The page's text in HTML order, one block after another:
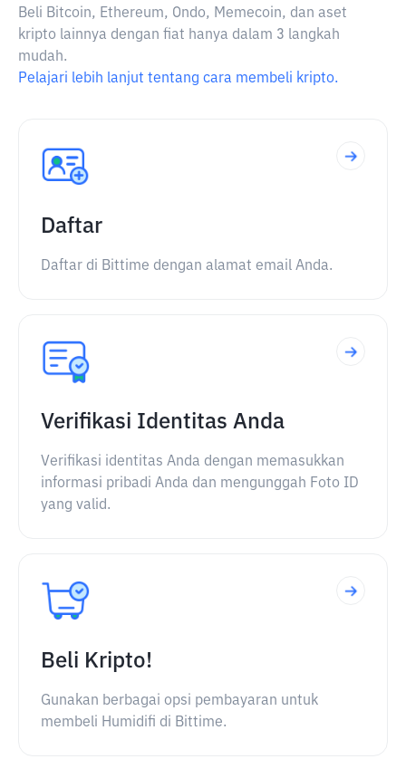
Beli Bitcoin, Ethereum, Ondo, Memecoin, dan aset
kripto lainnya dengan fiat hanya dalam 3 langkah
mudah.
Pelajari lebih lanjut tentang cara membeli kripto.
Daftar
Daftar di Bittime dengan alamat email Anda.
Verifikasi Identitas Anda
Verifikasi identitas Anda dengan memasukkan
informasi pribadi Anda dan mengunggah Foto ID
yang valid.
Beli Kripto!
Gunakan berbagai opsi pembayaran untuk
membeli Humidifi di Bittime.